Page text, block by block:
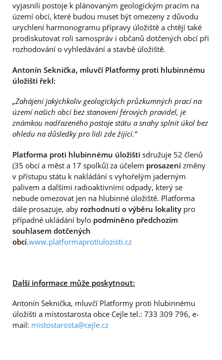
vyjasnili postoje k plánovaným geologickým pracím na
území obcí, které budou muset být omezeny z důvodu
urychlení harmonogramu přípravy úložiště a chtějí také
prodiskutovat roli samospráv i občanů dotčených obcí při
rozhodování o vyhledávání a stavbě úložiště.
Antonín Seknička, mluvčí Platformy proti hlubinnému
úložišti řekl:
„Zahájení jakýchkoliv geologických průzkumných prací na
území našich obcí bez stanovení férových pravidel, je
známkou nadřazeného postoje státu a snahy splnit úkol bez
ohledu na důsledky pro lidi zde žijící.“
Platforma proti hlubinnému úložišti sdružuje 52 členů
(35 obcí a měst a 17 spolků) za účelem prosazení změny
v přístupu státu k nakládání s vyhořelým jaderným
palivem a dalšími radioaktivními odpady, který se
nebude omezovat jen na hlubinné úložiště. Platforma
dále prosazuje, aby rozhodnutí o výběru lokality pro
případné ukládání bylo podmíněno předchozím
souhlasem dotčených
obcí.www.platformaprotiulozisti.cz
Další informace může poskytnout:
Antonín Seknička, mluvčí Platformy proti hlubinnému
úložišti a místostarosta obce Cejle tel.: 733 309 796, e-
mail: mistostarosta@cejle.cz